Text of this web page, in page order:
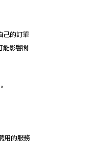
己的訂單
能影響閣
用的服務